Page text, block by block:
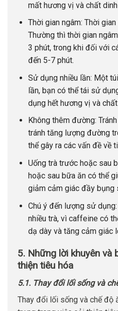
mất hương vị và chất
Thời gian ngâm: Thời
Thường thì thời gian
3 phút, trong khi đối với
đến 5-7 phút.
Sử dụng nhiều lần: Một
lần, bạn có thể tái sử
dụng hết hương vị và
Không thêm đường:
tránh tăng lượng đường
thể gây ra các vấn đề về
Uống trà trước hoặc sau
hoặc sau bữa ăn có thể
giảm cảm giác đầy bụng
Chú ý đến lượng sử
nhiều trà, vì caffeine có
dạ dày và tăng cảm giác
5. Những lời khuyên và
thiện tiêu hóa
5.1. Thay đổi lối sống và
Thay đổi lối sống và chế độ